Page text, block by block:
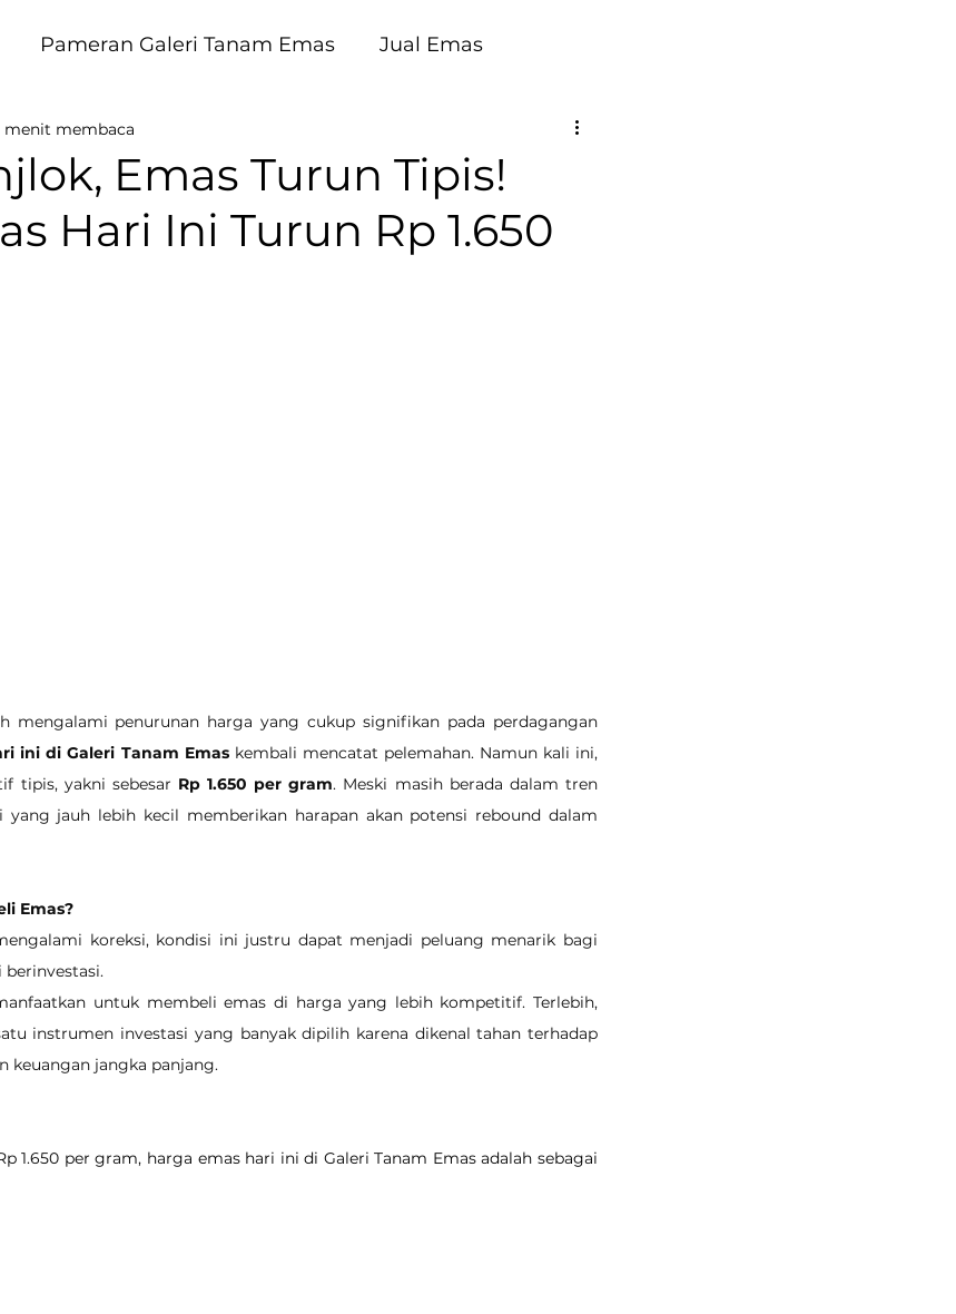
Pameran Galeri Tanam Emas Jual Emas
Emas Turun Tipis!
Hari Ini Turun Rp 1.650
menit membaca
mengalami penurunan harga yang cukup signifikan pada perdagangan
ini di Galeri Tanam Emas kembali mencatat pelemahan. Namun kali ini,
tipis, yakni sebesar Rp 1.650 per gram. Meski masih berada dalam tren
yang jauh lebih kecil memberikan harapan akan potensi rebound dalam
Emas?
koreksi, kondisi ini justru dapat menjadi peluang menarik bagi
untuk membeli emas di harga yang lebih kompetitif. Terlebih,
instrumen investasi yang banyak dipilih karena dikenal tahan terhadap
keuangan jangka panjang.
1.650 per gram, harga emas hari ini di Galeri Tanam Emas adalah sebagai